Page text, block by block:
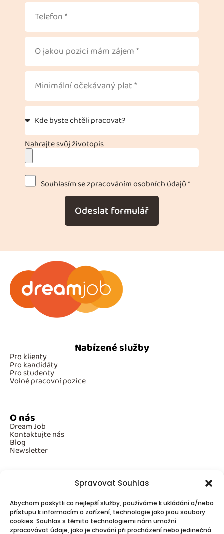
Spravovat Souhlas
Abychom poskytli co nejlepší služby, používáme k ukládání a/nebo
přístupu k informacím o zařízení, technologie jako jsou soubory
cookies. Souhlas s těmito technologiemi nám umožní
zpracovávat údaje, jako je chování při procházení nebo jedinečná
Nahrajte svůj životopis
Souhlasím se zpracováním osobních údajů *
Odeslat formulář
Nabízené služby
Pro klienty
Pro kandidáty
Pro studenty
Volné pracovní pozice
O nás
Dream Job
Kontaktujte nás
Blog
Newsletter
Povinné informace
GDPR
Cookies